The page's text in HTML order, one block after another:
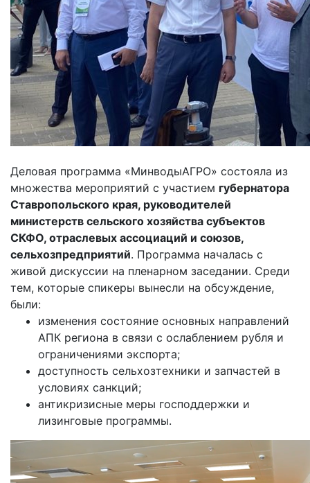
Деловая программа «МинводыАГРО» состояла из
множества мероприятий с участием губернатора
Ставропольского края, руководителей
министерств сельского хозяйства субъектов
СКФО, отраслевых ассоциаций и союзов,
сельхозпредприятий. Программа началась с
живой дискуссии на пленарном заседании. Среди
тем, которые спикеры вынесли на обсуждение,
были:
изменения состояние основных направлений
АПК региона в связи с ослаблением рубля и
ограничениями экспорта;
доступность сельхозтехники и запчастей в
условиях санкций;
антикризисные меры господдержки и
лизинговые программы.